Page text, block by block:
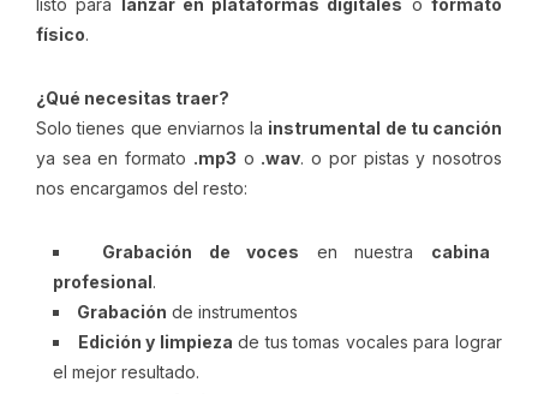
físico.
¿Qué necesitas traer?
Solo tienes que enviarnos la instrumental de tu canción
ya sea en formato .mp3 o .wav. o por pistas y nosotros
nos encargamos del resto:
Grabación de voces en nuestra cabina
profesional.
Grabación de instrumentos
Edición y limpieza de tus tomas vocales para lograr
el mejor resultado.